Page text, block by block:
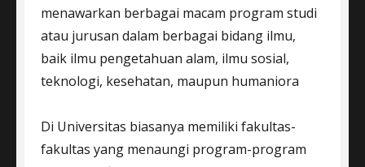
menawarkan berbagai macam program studi
atau jurusan dalam berbagai bidang ilmu,
baik ilmu pengetahuan alam, ilmu sosial,
teknologi, kesehatan, maupun humaniora
Di Universitas biasanya memiliki fakultas-
fakultas yang menaungi program-program